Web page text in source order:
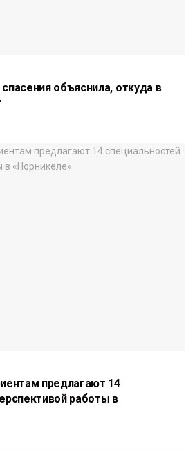
объяснила, откуда в
предлагают 14
работы в